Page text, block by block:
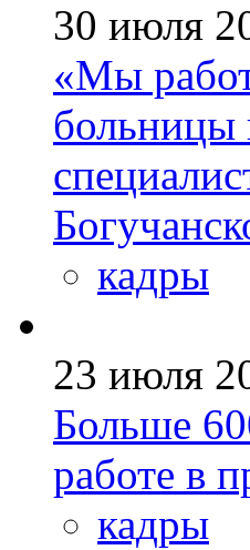
30 июля
«Мы
больницы
кадры
23 июля
Больше
работе в
кадры